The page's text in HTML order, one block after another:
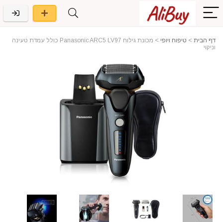
דף הבית > טיפוח ויופי >
מכונת גילוח Panasonic ARC5 LV97 כולל עמדת טעינה
וניקוי